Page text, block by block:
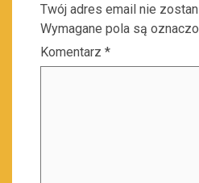
Twój adres email nie
Wymagane pola są
Komentarz *